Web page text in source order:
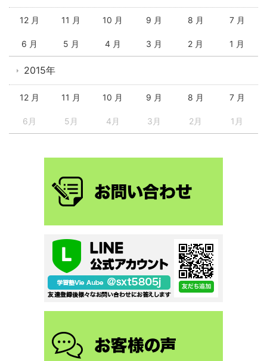
12 月 11 月 10 月 9 月 8 月 7 月
6 月 5 月 4 月 3 月 2 月 1 月
2015年
12 月 11 月 10 月 9 月 8 月 7 月
6月 5月 4月 3月 2月 1月